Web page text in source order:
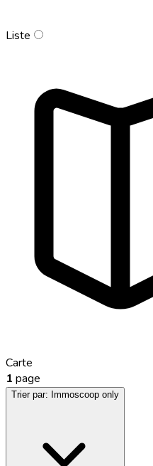
Liste
Carte
1 page
Trier par: Immoscoop only